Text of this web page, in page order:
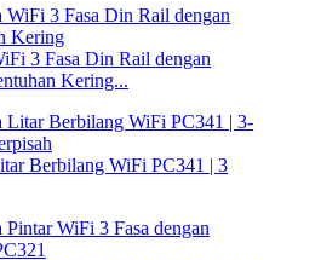
3 Fasa Din Rail dengan
Kering...
Berbilang WiFi PC341 | 3